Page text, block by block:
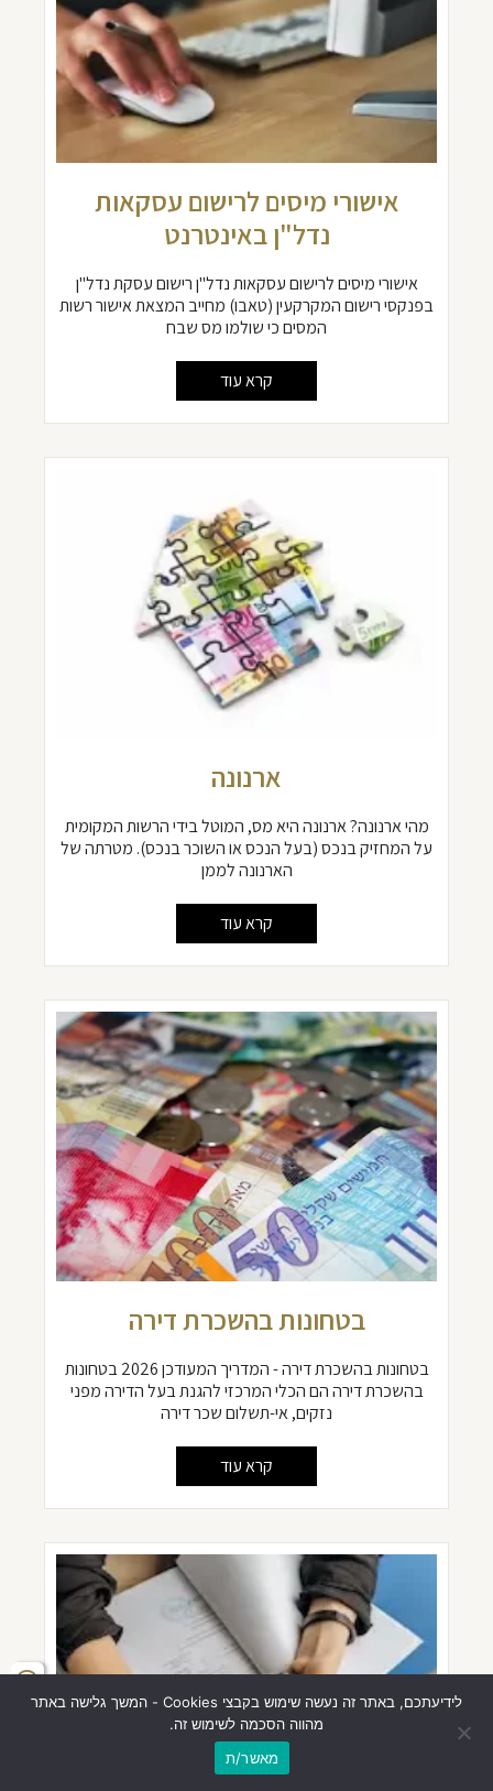
אישורי מיסים לרישום עסקאות
נדל"ן באינטרנט
אישורי מיסים לרישום עסקאות נדל"ן רישום עסקת נדל"ן
בפנקסי רישום המקרקעין (טאבו) מחייב המצאת אישור רשות
המסים כי שולמו מס שבח
קרא עוד
ארנונה
מהי ארנונה? ארנונה היא מס, המוטל בידי הרשות המקומית
על המחזיק בנכס (בעל הנכס או השוכר בנכס). מטרתה של
הארנונה לממן
קרא עוד
בטחונות בהשכרת דירה
בטחונות בהשכרת דירה - המדריך המעודכן 2026 בטחונות
בהשכרת דירה הם הכלי המרכזי להגנת בעל הדירה מפני
נזקים, אי-תשלום שכר דירה
קרא עוד
לידיעתכם, באתר זה נעשה שימוש בקבצי Cookies - המשך גלישה באתר
מהווה הסכמה לשימוש זה.
מאשר/ת